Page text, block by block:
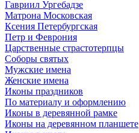
Гавриил Ургебадзе
Матрона Московская
Ксения Петербургская
Петр и Феврония
Царственные страстотерпцы
Соборы святых
Мужские имена
Женские имена
Иконы праздников
По материалу и оформлению
Иконы в деревянной рамке
Иконы на деревянном планшете